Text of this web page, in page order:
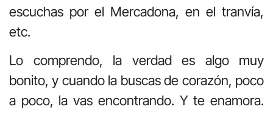
escuchas por el Mercadona, en el tranvía,
etc.
Lo comprendo, la verdad es algo muy
bonito, y cuando la buscas de corazón, poco
a poco, la vas encontrando. Y te enamora.